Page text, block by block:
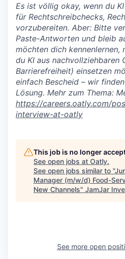
Es ist völlig okay, wenn du
für Rechtschreibchecks,
vorzubereiten. Aber: Bitte
Paste-Antworten und bleib
möchten dich kennenlernen,
du KI aus nachvollziehbaren
Barrierefreiheit) einsetzen
einfach Bescheid – wir
Lösung. Mehr zum Thema:
https://careers.oatly.com/
interview-at-oatly
This job is no longer
See open jobs at Oatly.
See open jobs similar to "
Manager (m/w/d) Food-
New Channels" JamJar
See more open